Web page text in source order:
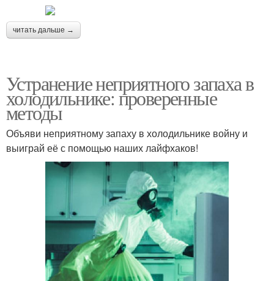
читать дальше →
Устранение неприятного запаха в
холодильнике: проверенные
методы
Объяви неприятному запаху в холодильнике войну и
выиграй её с помощью наших лайфхаков!